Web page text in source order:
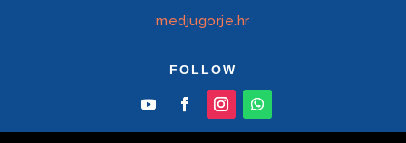
medjugorje.hr
FOLLOW